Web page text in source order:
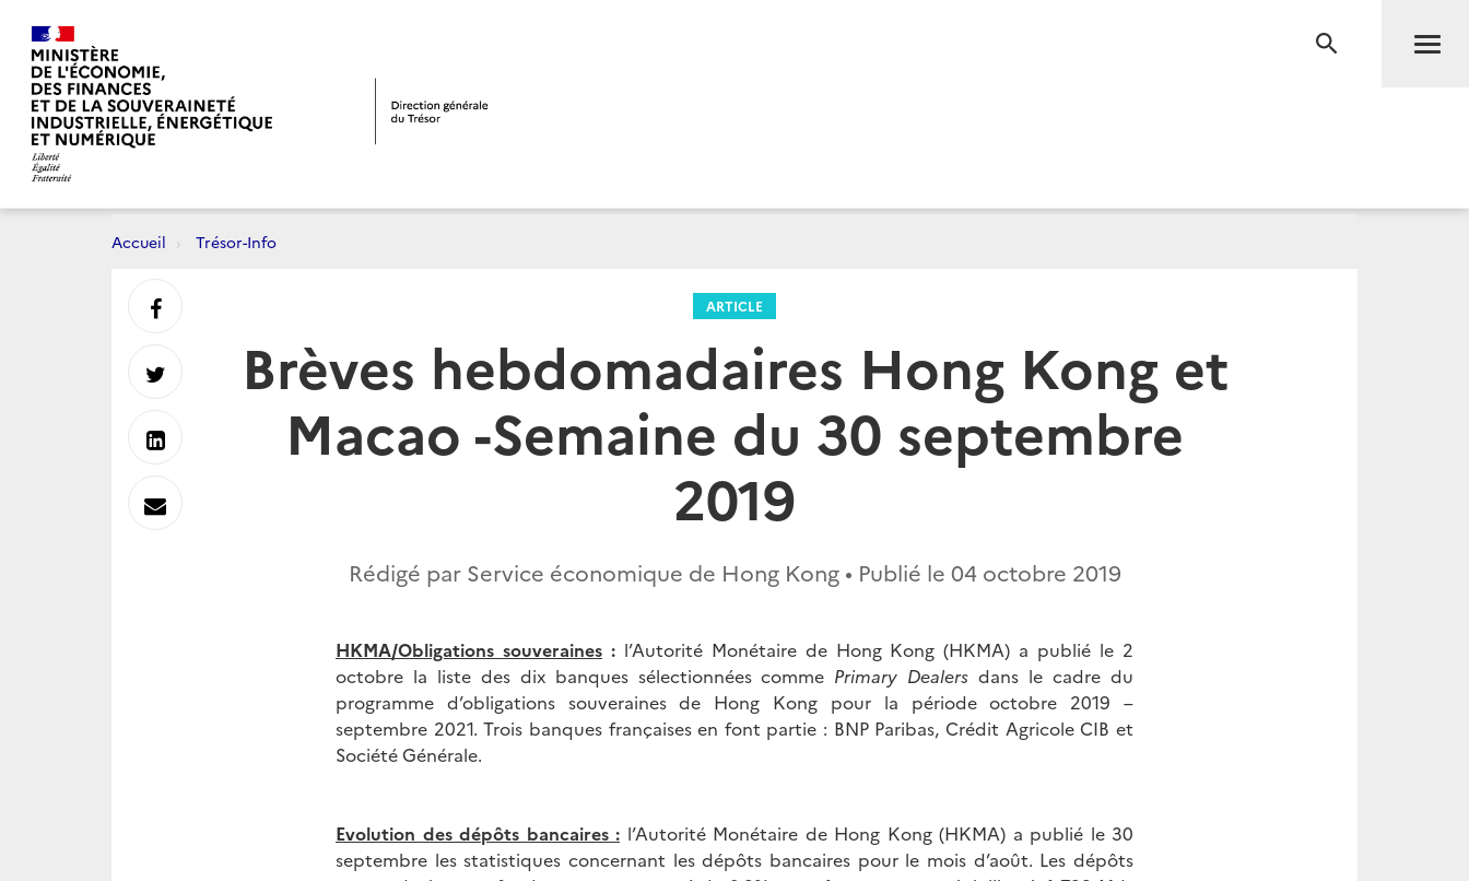
RECHERCHE
Accueil Trésor-Info
ARTICLE
Brèves hebdomadaires Hong Kong et
Macao -Semaine du 30 septembre
2019
Rédigé par Service économique de Hong Kong • Publié le 04 octobre 2019
HKMA/Obligations souveraines: l’Autorité Monétaire de Hong Kong (HKMA) a publié le 2
octobre la liste des dix banques sélectionnées comme Primary Dealersdans le cadre du
programme d’obligations souveraines de Hong Kong pour la période octobre 2019 –
septembre 2021. Trois banques françaises en font partie : BNP Paribas, Crédit Agricole CIB et
Société Générale.
Evolution des dépôts bancaires : l’Autorité Monétaire de Hong Kong (HKMA) a publié le 30
septembre les statistiques concernant les dépôts bancaires pour le mois d’août. Les dépôts
Partager
sur
Partager
sur
Partager
sur
Envoyer